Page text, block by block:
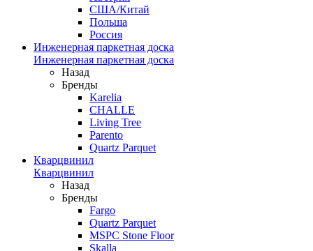
США/Китай
Польша
Россия
Инженерная паркетная доска
Инженерная паркетная доска
Назад
Бренды
Karelia
CHALLE
Living Tree
Parento
Quartz Parquet
Кварцвинил
Кварцвинил
Назад
Бренды
Fargo
Quartz Parquet
MSPC Stone Floor
Skalla